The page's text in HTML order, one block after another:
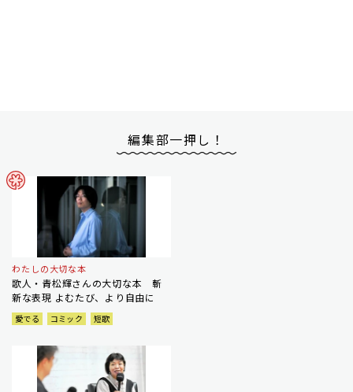
編集部一押し！
わたしの大切な本
歌人・青松輝さんの大切な本 斬
新な表現 よむたび、より自由に
愛でる コミック 短歌